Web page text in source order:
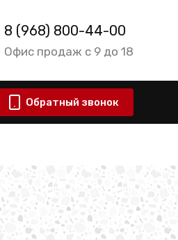
8 (968) 800-44-00
Офис продаж с 9 до 18
Обратный звонок